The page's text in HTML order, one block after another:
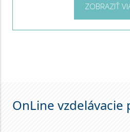
ZOBRAZIŤ
OnLine vzdelávacie